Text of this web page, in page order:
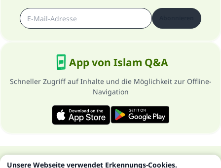
App von Islam Q&A
Schneller Zugriff auf Inhalte und die Möglichkeit zur Offline-
Navigation
Über die SeiteDatenschutzrichtlinien
Unsere Webseite verwendet Erkennungs-Cookies.